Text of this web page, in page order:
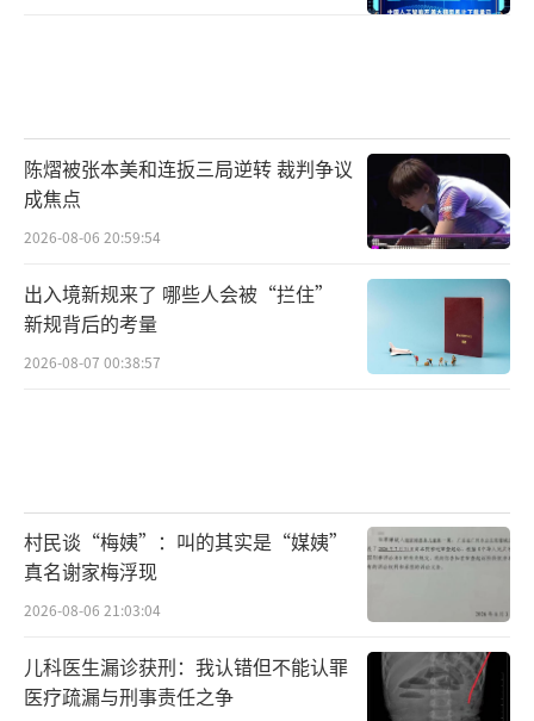
陈熠被张本美和连扳三局逆转 裁判争议
成焦点
2026-08-06 20:59:54
出入境新规来了 哪些人会被“拦住”
新规背后的考量
2026-08-07 00:38:57
村民谈“梅姨”：叫的其实是“媒姨”
真名谢家梅浮现
2026-08-06 21:03:04
儿科医生漏诊获刑：我认错但不能认罪
医疗疏漏与刑事责任之争